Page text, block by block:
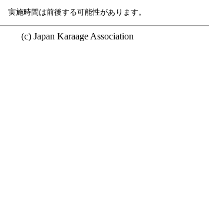
実施時間は前後する可能性があります。
(c) Japan Karaage Association